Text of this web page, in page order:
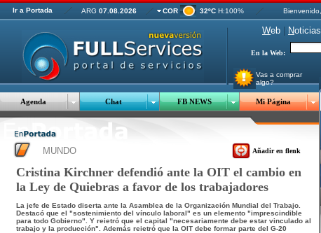
Ir a Portada ARG 07.08.2026 COR 32ºC H:100% Bienvenido,
Web Noticias
En la Web:
Vas a comprar
algo?
Agenda Chat FB NEWS Mi Página
MUNDO Añadir en flenk
Cristina Kirchner defendió ante la OIT el cambio en
la Ley de Quiebras a favor de los trabajadores
La jefe de Estado diserta ante la Asamblea de la Organización Mundial del Trabajo.
Destacó que el "sostenimiento del vínculo laboral" es un elemento "imprescindible
para todo Gobierno". Y reietró que el capital "necesariamente debe estar vinculado al
trabajo y la producción". Además reietró que la OIT debe formar parte del G-20